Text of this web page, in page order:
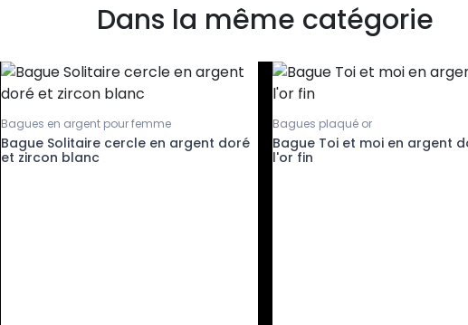
Dans la même catégorie
Bagues en argent pour femme
Bague Solitaire cercle en argent doré
et zircon blanc
Bagues plaqué or
Bague Toi et moi en argent
l'or fin